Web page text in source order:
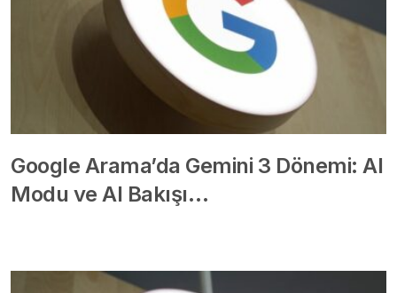
Google Arama’da Gemini 3 Dönemi: AI
Modu ve AI Bakışı…